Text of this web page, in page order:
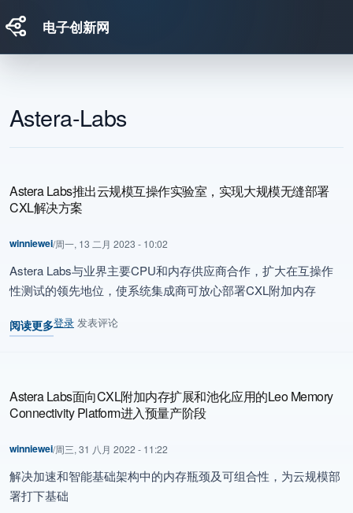
电子创新网
Astera-Labs
Astera Labs推出云规模互操作实验室，实现大规模无缝部署
CXL解决方案
winniewei/周一, 13 二月 2023 - 10:02
Astera Labs与业界主要CPU和内存供应商合作，扩大在互操作
性测试的领先地位，使系统集成商可放心部署CXL附加内存
阅读更多
关于 Astera Labs推出云规模互操作实验室，实现大规模无缝部署
登录 发表评论
Astera Labs面向CXL附加内存扩展和池化应用的Leo Memory
Connectivity Platform进入预量产阶段
winniewei/周三, 31 八月 2022 - 11:22
解决加速和智能基础架构中的内存瓶颈及可组合性，为云规模部
署打下基础